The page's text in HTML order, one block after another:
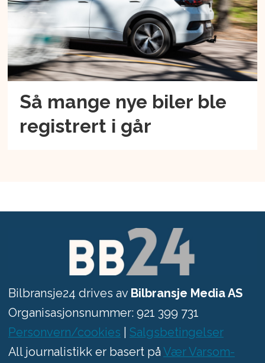
Så mange nye biler ble
registrert i går
Bilbransje24 drives av Bilbransje Media AS
Organisasjonsnummer: 921 399 731
Personvern/cookies
Salgsbetingelser
All journalistikk er basert på Vær Varsom-